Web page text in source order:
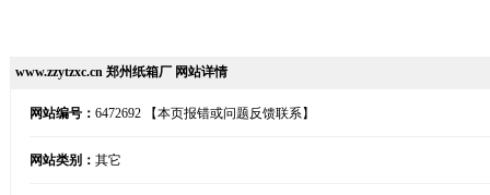
www.zzytzxc.cn 郑州纸箱厂 网站详情
网站编号： 6472692 【本页报错或问题反馈联系】
网站类别： 其它